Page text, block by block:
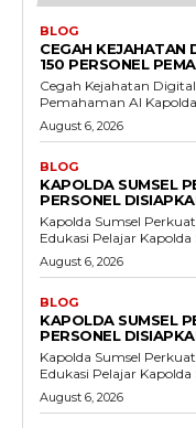
BLOG
CEGAH KEJAHATAN
150 PERSONEL
Cegah Kejahatan
August 6, 2026
BLOG
KAPOLDA SUMSEL
PERSONEL
Kapolda Sumsel
Edukasi
August 6, 2026
BLOG
KAPOLDA SUMSEL
PERSONEL
Kapolda Sumsel
Edukasi
August 6, 2026